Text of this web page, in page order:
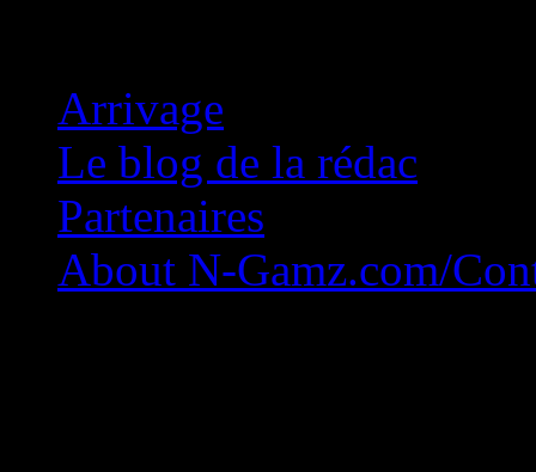
Arrivage
Le blog de la rédac
Partenaires
About N-Gamz.com/